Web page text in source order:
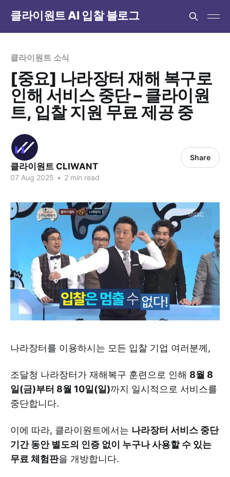
클라이원트 AI 입찰 블로그
클라이원트 소식
[중요] 나라장터 재해 복구로
인해 서비스 중단 – 클라이원
트, 입찰 지원 무료 제공 중
클라이원트 CLIWANT
07 Aug 2025 • 2 min read
Share
나라장터를 이용하시는 모든 입찰 기업 여러분께,
조달청 나라장터가 재해복구 훈련으로 인해 8월 8
일(금)부터 8월 10일(일)까지 일시적으로 서비스를
중단합니다.
이에 따라, 클라이원트에서는 나라장터 서비스 중단
기간 동안 별도의 인증 없이 누구나 사용할 수 있는
무료 체험판을 개방합니다.